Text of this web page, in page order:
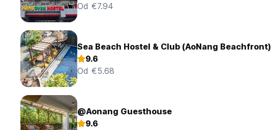
Od €7.94
Sea Beach Hostel & Club (AoNang Beachfront)
9.6
Od €5.68
@Aonang Guesthouse
9.6